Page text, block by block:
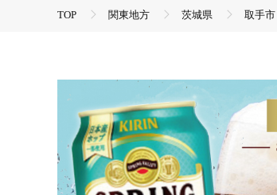
TOP 関東地方 茨城県 取手市